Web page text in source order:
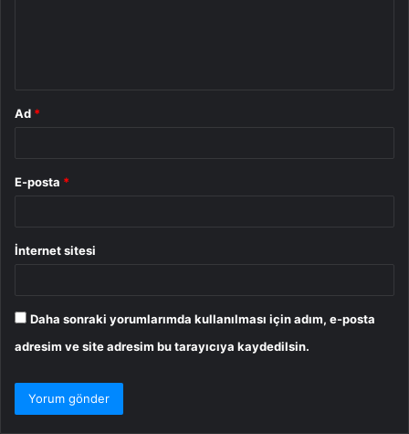
Ad *
E-posta *
İnternet sitesi
Daha sonraki yorumlarımda kullanılması için adım, e-posta
adresim ve site adresim bu tarayıcıya kaydedilsin.